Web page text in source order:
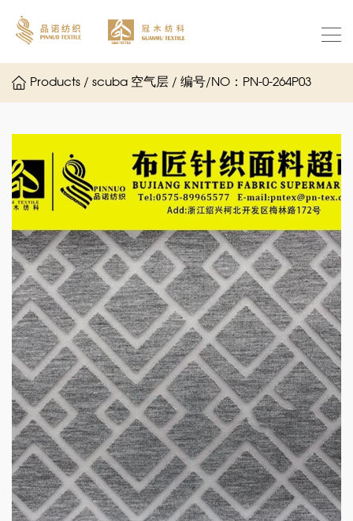
Products / scuba 空气层 / 编号/NO：PN-0-264P03